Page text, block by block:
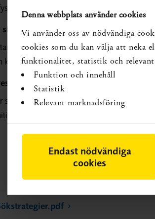
Denna webbplats använder cookies
Vi använder oss av nödvändiga
cookies som du kan välja att neka
funktionalitet, statistik och
Funktion och innehåll
Statistik
Relevant marknadsföring
Endast nödvändiga
cookies
aktivitet som behandling för äldre med
hända i vården?
depression hos äldre på större allvar
kombination av insatser behövas efter
du själv blev överraskad av i
stöd för problemlösningsterapi än för de
beteendeterapi.